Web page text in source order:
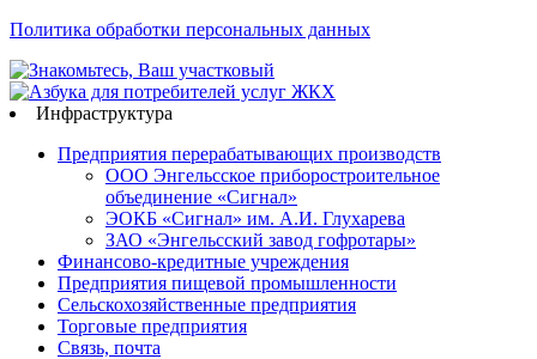
Политика обработки персональных данных
Инфраструктура
Предприятия перерабатывающих производств
ООО Энгельсское приборостроительное
объединение «Сигнал»
ЭОКБ «Сигнал» им. А.И. Глухарева
ЗАО «Энгельсский завод гофротары»
Финансово-кредитные учреждения
Предприятия пищевой промышленности
Сельскохозяйственные предприятия
Торговые предприятия
Связь, почта